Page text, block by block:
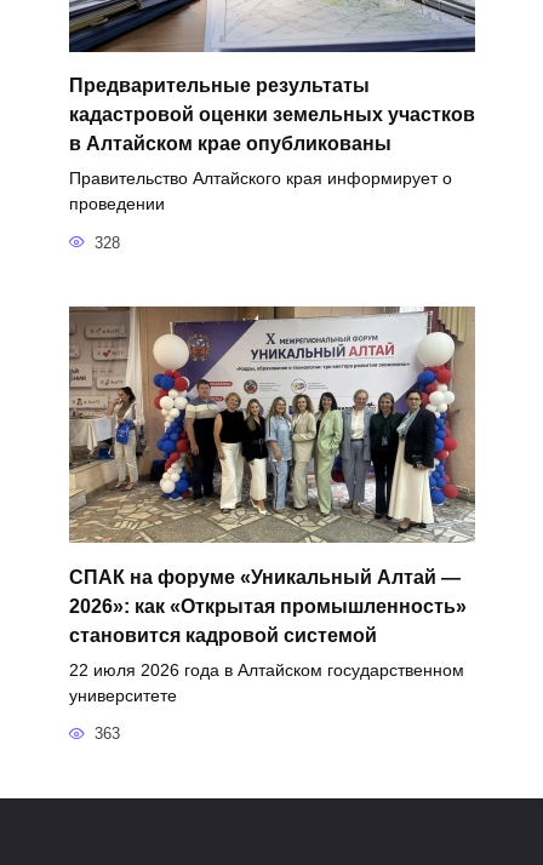
Предварительные результаты
кадастровой оценки земельных участков
в Алтайском крае опубликованы
Правительство Алтайского края информирует о
проведении
328
СПАК на форуме «Уникальный Алтай —
2026»: как «Открытая промышленность»
становится кадровой системой
22 июля 2026 года в Алтайском государственном
университете
363